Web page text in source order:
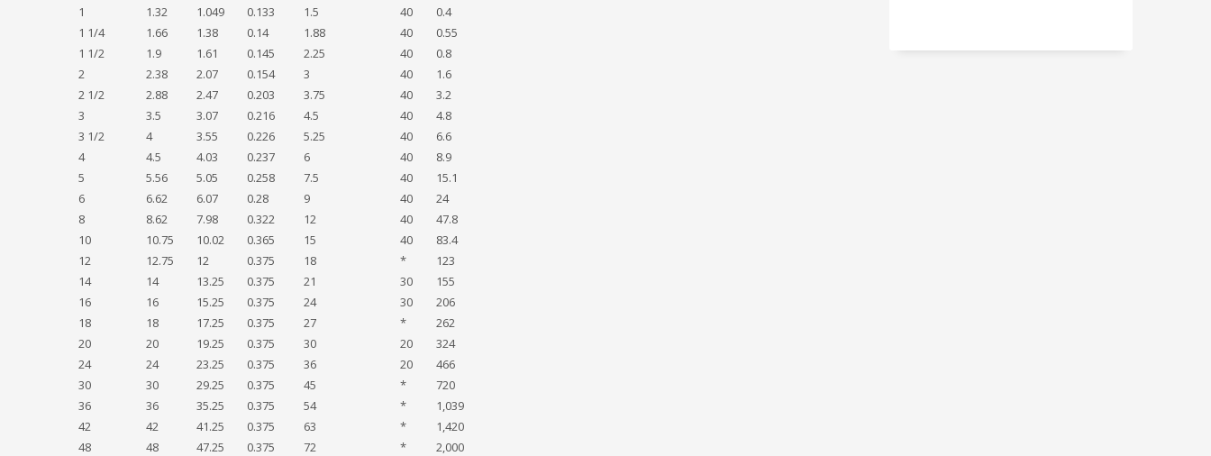
1
1.32 1.049 0.133 1.5 40
0.4
1 1/4
1.66 1.38 0.14 1.88 40
0.55
1 1/2
1.9 1.61 0.145 2.25 40
0.8
2
2.38 2.07 0.154 3 40
1.6
2 1/2
2.88 2.47 0.203 3.75 40
3.2
3
3.5 3.07 0.216 4.5 40
4.8
3 1/2
4 3.55 0.226 5.25 40
6.6
4
4.5 4.03 0.237 6 40
8.9
5
5.56 5.05 0.258 7.5 40
15.1
6
6.62 6.07 0.28 9 40
24
8
8.62 7.98 0.322 12 40
47.8
10
10.75 10.02 0.365 15 40
83.4
12
12.75 12 0.375 18 *
123
14
14 13.25 0.375 21 30
155
16
16 15.25 0.375 24 30
206
18
18 17.25 0.375 27 *
262
20
20 19.25 0.375 30 20
324
24
24 23.25 0.375 36 20
466
30
30 29.25 0.375 45 *
720
36
36 35.25 0.375 54 *
1,039
42
42 41.25 0.375 63 *
1,420
48
48 47.25 0.375 72 * 2,000